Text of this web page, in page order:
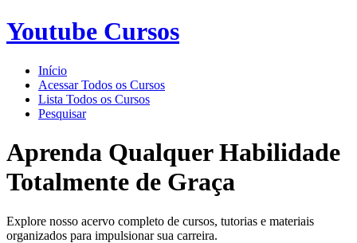
Youtube Cursos
Início
Acessar Todos os Cursos
Lista Todos os Cursos
Pesquisar
Aprenda Qualquer Habilidade
Totalmente de Graça
Explore nosso acervo completo de cursos, tutorias e materiais
organizados para impulsionar sua carreira.